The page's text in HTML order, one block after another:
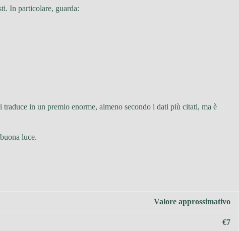
In particolare, guarda:
traduce in un premio enorme, almeno secondo i dati più citati, ma è
luce.
Valore approssimativo
€7